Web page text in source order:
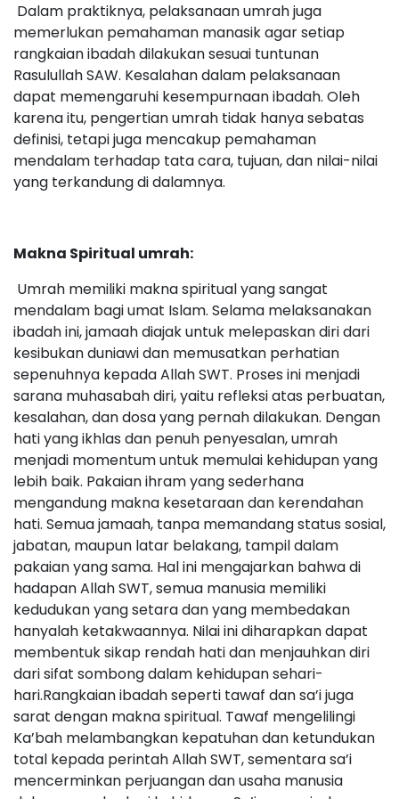
Dalam praktiknya, pelaksanaan umrah juga
memerlukan pemahaman manasik agar setiap
rangkaian ibadah dilakukan sesuai tuntunan
Rasulullah SAW. Kesalahan dalam pelaksanaan
dapat memengaruhi kesempurnaan ibadah. Oleh
karena itu, pengertian umrah tidak hanya sebatas
definisi, tetapi juga mencakup pemahaman
mendalam terhadap tata cara, tujuan, dan nilai-nilai
yang terkandung di dalamnya.
Makna Spiritual umrah:
Umrah memiliki makna spiritual yang sangat
mendalam bagi umat Islam. Selama melaksanakan
ibadah ini, jamaah diajak untuk melepaskan diri dari
kesibukan duniawi dan memusatkan perhatian
sepenuhnya kepada Allah SWT. Proses ini menjadi
sarana muhasabah diri, yaitu refleksi atas perbuatan,
kesalahan, dan dosa yang pernah dilakukan. Dengan
hati yang ikhlas dan penuh penyesalan, umrah
menjadi momentum untuk memulai kehidupan yang
lebih baik. Pakaian ihram yang sederhana
mengandung makna kesetaraan dan kerendahan
hati. Semua jamaah, tanpa memandang status sosial,
jabatan, maupun latar belakang, tampil dalam
pakaian yang sama. Hal ini mengajarkan bahwa di
hadapan Allah SWT, semua manusia memiliki
kedudukan yang setara dan yang membedakan
hanyalah ketakwaannya. Nilai ini diharapkan dapat
membentuk sikap rendah hati dan menjauhkan diri
dari sifat sombong dalam kehidupan sehari-
hari.Rangkaian ibadah seperti tawaf dan sa’i juga
sarat dengan makna spiritual. Tawaf mengelilingi
Ka’bah melambangkan kepatuhan dan ketundukan
total kepada perintah Allah SWT, sementara sa’i
mencerminkan perjuangan dan usaha manusia